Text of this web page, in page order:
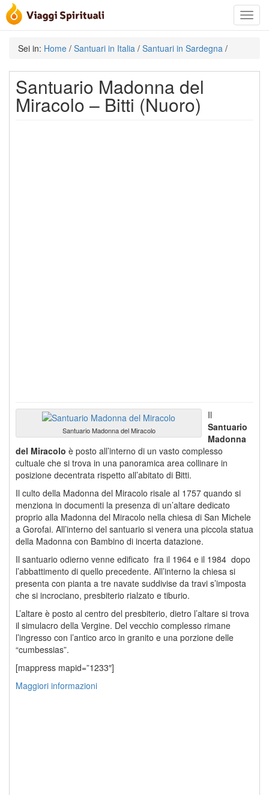
Toggle
Sei in: Home / Santuari in Italia / Santuari in Sardegna /
Santuario Madonna del
Miracolo – Bitti (Nuoro)
Santuario Madonna del Miracolo
Il
Santuario
Madonna
del Miracolo è posto all’interno di un vasto complesso
cultuale che si trova in una panoramica area collinare in
posizione decentrata rispetto all’abitato di Bitti.
Il culto della Madonna del Miracolo risale al 1757 quando si
menziona in documenti la presenza di un’altare dedicato
proprio alla Madonna del Miracolo nella chiesa di San Michele
a Gorofai. All’interno del santuario si venera una piccola statua
della Madonna con Bambino di incerta datazione.
Il santuario odierno venne edificato fra il 1964 e il 1984 dopo
l’abbattimento di quello precedente. All’interno la chiesa si
presenta con pianta a tre navate suddivise da travi s’imposta
che si incrociano, presbiterio rialzato e tiburio.
L’altare è posto al centro del presbiterio, dietro l’altare si trova
il simulacro della Vergine. Del vecchio complesso rimane
l’ingresso con l’antico arco in granito e una porzione delle
“cumbessias”.
[mappress mapid=”1233″]
Maggiori informazioni